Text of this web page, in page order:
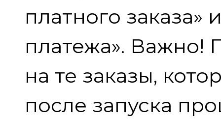
платного
платежа». Важно!
на те заказы,
после запуска